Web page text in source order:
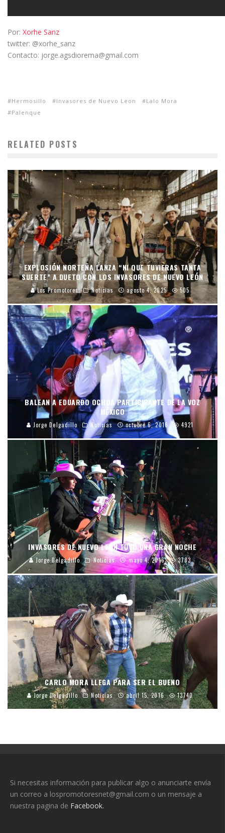
Por: Xorhe Sanz
twitter: @xorhe_sanz
Contacto: jorge.agsdiorema@gmail.com
Hermosillo Invasores de Nuevo Leon
Lalo Mora
Palenque
RELATED POSTS
EXPLOSIÓN NORTEÑA LANZA “NI QUE TUVIERAS TANTA
SUERTE” A DUETO CON LOS INVASORES DE NUEVO LEÓN
Los Promotores Noticias agosto 4, 2025 505
BALEAN A EDUARDO OCHOA PARTICIPANTE DE LA VOZ
MÉXICO
Jorge Delgadillo Noticias octubre 6, 2016 4921
INVASORES DE NUEVO LEÓN TUVO UNA GRAN NOCHE
Jorge Delgadillo Noticias mayo 4, 2016 3783
CARLO MORA LLEGA PARA SER EL BUENO
Jorge Delgadillo Noticias abril 15, 2016 13740
Si necesitas información para publicar algo o anunciarte envía
un correo a lospromotoresnet@gmail.com o un mensaje a
nuestra pagina de Facebook.